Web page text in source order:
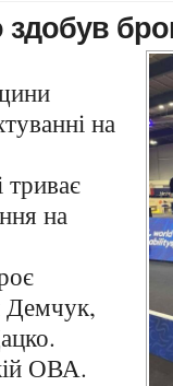
на
на
Демчук,
ОВА.